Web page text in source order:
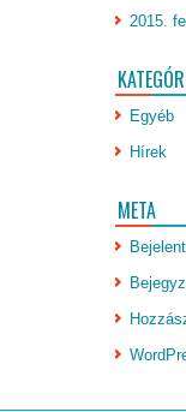
2015.
Egyéb
Hírek
META